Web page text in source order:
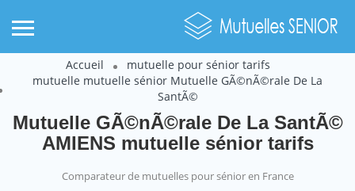
Accueil
mutuelle pour sénior tarifs
mutuelle mutuelle sénior Mutuelle GÃ©nÃ©rale De La
SantÃ©
Mutuelle GÃ©nÃ©rale De La SantÃ©
AMIENS mutuelle sénior tarifs
Comparateur de mutuelles pour sénior en France